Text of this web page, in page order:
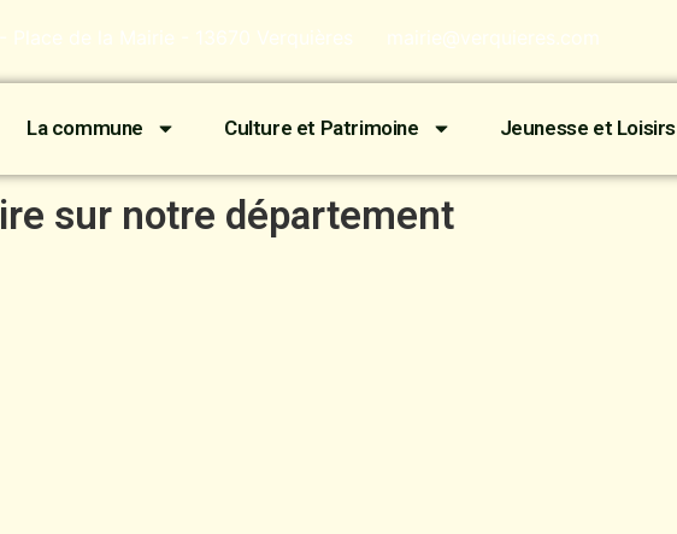
Place de la Mairie - 13670 Verquières mairie@verquieres.com
La commune Culture et Patrimoine Jeunesse et Loisirs
sur notre département